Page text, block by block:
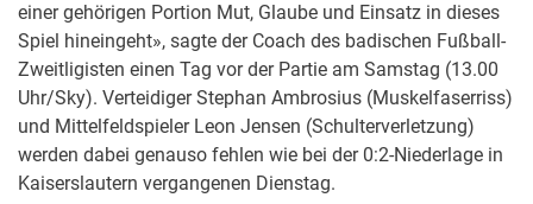
einer gehörigen Portion Mut, Glaube und Einsatz in dieses
Spiel hineingeht», sagte der Coach des badischen Fußball-
Zweitligisten einen Tag vor der Partie am Samstag (13.00
Uhr/Sky). Verteidiger Stephan Ambrosius (Muskelfaserriss)
und Mittelfeldspieler Leon Jensen (Schulterverletzung)
werden dabei genauso fehlen wie bei der 0:2-Niederlage in
Kaiserslautern vergangenen Dienstag.